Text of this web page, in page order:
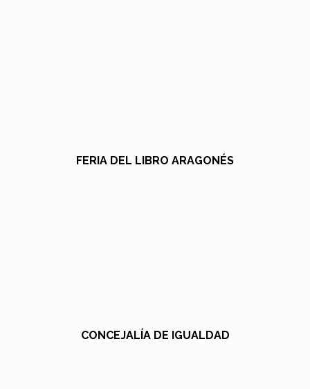
FERIA DEL LIBRO ARAGONÉS
CONCEJALÍA DE IGUALDAD